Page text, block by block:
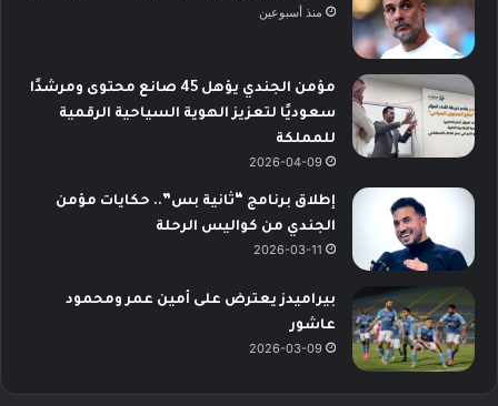
منذ أسبوعين
مؤمن الجندي يؤهل 45 صانع محتوى ومرشدًا
سعوديًا لتعزيز الهوية السياحية الرقمية
للمملكة
2026-04-09
إطلاق برنامج “ثانية بس”.. حكايات مؤمن
الجندي من كواليس الرحلة
2026-03-11
بيراميدز يعترض على أمين عمر ومحمود
عاشور
2026-03-09